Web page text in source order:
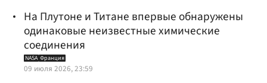
На Плутоне и Титане впервые обнаружены
одинаковые неизвестные химические
соединения
NASA Франция
09 июля 2026, 23:59